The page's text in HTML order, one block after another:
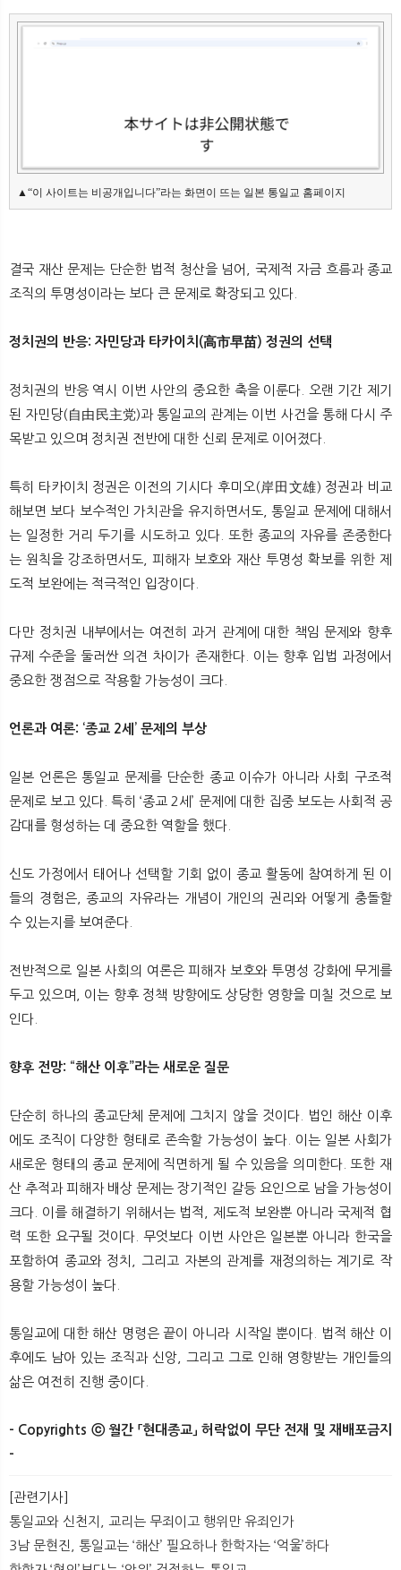
▲“이 사이트는 비공개입니다”라는 화면이 뜨는 일본 통일교 홈페이지
결국 재산 문제는 단순한 법적 청산을 넘어, 국제적 자금 흐름과 종교
조직의 투명성이라는 보다 큰 문제로 확장되고 있다.
정치권의 반응: 자민당과 타카이치(高市早苗) 정권의 선택
정치권의 반응 역시 이번 사안의 중요한 축을 이룬다. 오랜 기간 제기
된 자민당(自由民主党)과 통일교의 관계는 이번 사건을 통해 다시 주
목받고 있으며 정치권 전반에 대한 신뢰 문제로 이어졌다.
특히 타카이치 정권은 이전의 기시다 후미오(岸田文雄) 정권과 비교
해보면 보다 보수적인 가치관을 유지하면서도, 통일교 문제에 대해서
는 일정한 거리 두기를 시도하고 있다. 또한 종교의 자유를 존중한다
는 원칙을 강조하면서도, 피해자 보호와 재산 투명성 확보를 위한 제
도적 보완에는 적극적인 입장이다.
다만 정치권 내부에서는 여전히 과거 관계에 대한 책임 문제와 향후
규제 수준을 둘러싼 의견 차이가 존재한다. 이는 향후 입법 과정에서
중요한 쟁점으로 작용할 가능성이 크다.
언론과 여론: ‘종교 2세’ 문제의 부상
일본 언론은 통일교 문제를 단순한 종교 이슈가 아니라 사회 구조적
문제로 보고 있다. 특히 ‘종교 2세’ 문제에 대한 집중 보도는 사회적 공
감대를 형성하는 데 중요한 역할을 했다.
신도 가정에서 태어나 선택할 기회 없이 종교 활동에 참여하게 된 이
들의 경험은, 종교의 자유라는 개념이 개인의 권리와 어떻게 충돌할
수 있는지를 보여준다.
전반적으로 일본 사회의 여론은 피해자 보호와 투명성 강화에 무게를
두고 있으며, 이는 향후 정책 방향에도 상당한 영향을 미칠 것으로 보
인다.
향후 전망: “해산 이후”라는 새로운 질문
단순히 하나의 종교단체 문제에 그치지 않을 것이다. 법인 해산 이후
에도 조직이 다양한 형태로 존속할 가능성이 높다. 이는 일본 사회가
새로운 형태의 종교 문제에 직면하게 될 수 있음을 의미한다. 또한 재
산 추적과 피해자 배상 문제는 장기적인 갈등 요인으로 남을 가능성이
크다. 이를 해결하기 위해서는 법적, 제도적 보완뿐 아니라 국제적 협
력 또한 요구될 것이다. 무엇보다 이번 사안은 일본뿐 아니라 한국을
포함하여 종교와 정치, 그리고 자본의 관계를 재정의하는 계기로 작
용할 가능성이 높다.
통일교에 대한 해산 명령은 끝이 아니라 시작일 뿐이다. 법적 해산 이
후에도 남아 있는 조직과 신앙, 그리고 그로 인해 영향받는 개인들의
삶은 여전히 진행 중이다.
- Copyrights ⓒ 월간 「현대종교」 허락없이 무단 전재 및 재배포금지
-
[관련기사]
통일교와 신천지, 교리는 무죄이고 행위만 유죄인가
3남 문현진, 통일교는 ‘해산’ 필요하나 한학자는 ‘억울’하다